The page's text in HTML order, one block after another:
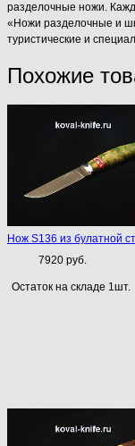
разделочные ножи.
«Ножи разделочные и
туристические и
Похожие
Нож S136 из булатной
7920 руб.
Остаток на складе 1шт.